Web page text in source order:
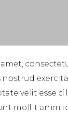
nostrud
velit esse
mollit anim